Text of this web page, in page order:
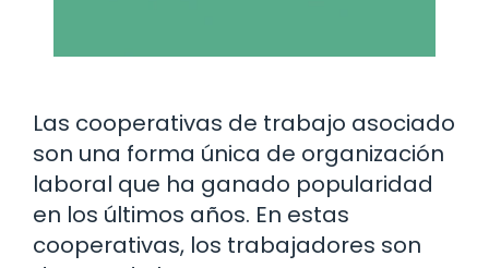
Las cooperativas de trabajo asociado
son una forma única de organización
laboral que ha ganado popularidad
en los últimos años. En estas
cooperativas, los trabajadores son